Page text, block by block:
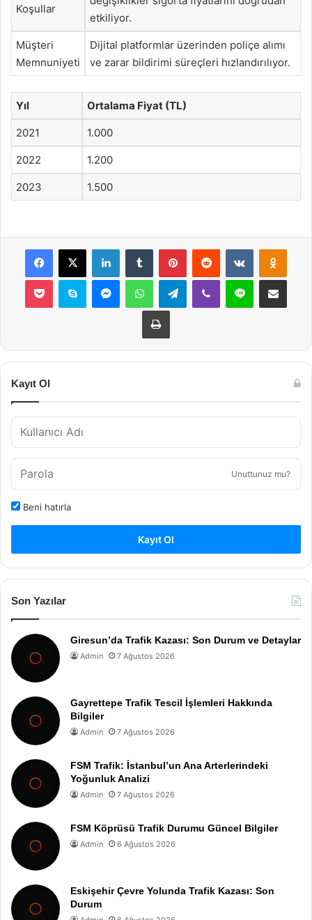
Koşullar
etkiliyor.
Müşteri
Memnuniyeti
Dijital platformlar üzerinden poliçe alımı
ve zarar bildirimi süreçleri hızlandırılıyor.
Yıl Ortalama Fiyat (TL)
2021 1.000
2022 1.200
2023 1.500
Facebook
X LinkedInTumblr PinterestReddit VKontakte
Pocket Skype MessengerWhatsAppTelegramViber Line E-Posta ile
Yazdır
Kayıt Ol
Unuttunuz mu?
Beni hatırla
Kayıt Ol
Son Yazılar
Giresun’da Trafik Kazası: Son Durum ve Detaylar
Admin 7 Ağustos 2026
Gayrettepe Trafik Tescil İşlemleri Hakkında
Bilgiler
Admin 7 Ağustos 2026
FSM Trafik: İstanbul’un Ana Arterlerindeki
Yoğunluk Analizi
Admin 7 Ağustos 2026
FSM Köprüsü Trafik Durumu Güncel Bilgiler
Admin 6 Ağustos 2026
Eskişehir Çevre Yolunda Trafik Kazası: Son
Durum